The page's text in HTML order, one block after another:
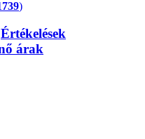
)
Értékelések
árak